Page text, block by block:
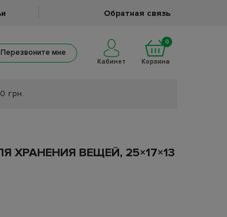
Обратная связь
Перезвоните мне
Кабинет
0
Корзина
грн.
ХРАНЕНИЯ ВЕЩЕЙ, 25×17×13